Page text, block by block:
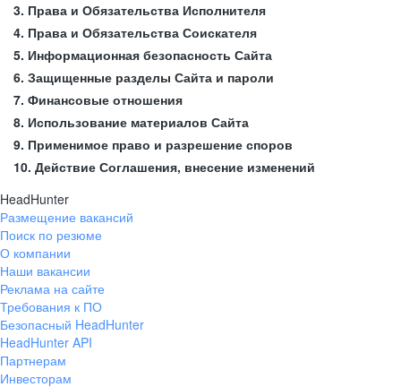
3. Права и Обязательства Исполнителя
4. Права и Обязательства Соискателя
5. Информационная безопасность Сайта
6. Защищенные разделы Сайта и пароли
7. Финансовые отношения
8. Использование материалов Сайта
9. Применимое право и разрешение споров
10. Действие Соглашения, внесение изменений
HeadHunter
Размещение вакансий
Поиск по резюме
О компании
Наши вакансии
Реклама на сайте
Требования к ПО
Безопасный HeadHunter
HeadHunter API
Партнерам
Инвесторам